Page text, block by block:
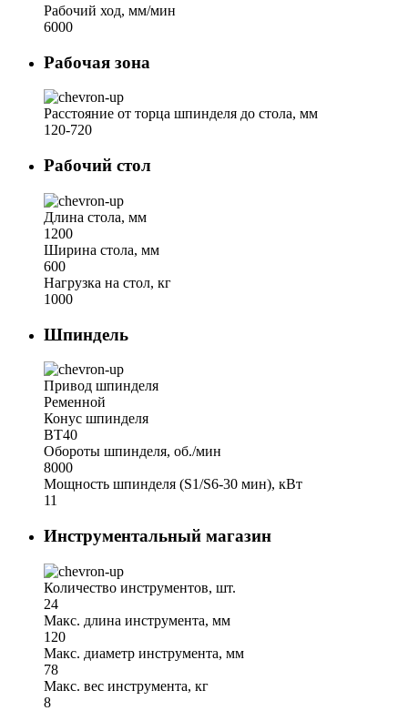
Рабочий ход, мм/мин
6000
Рабочая зона
Расстояние от торца шпинделя до стола, мм
120-720
Рабочий стол
Длина стола, мм
1200
Ширина стола, мм
600
Нагрузка на стол, кг
1000
Шпиндель
Привод шпинделя
Ременной
Конус шпинделя
BT40
Обороты шпинделя, об./мин
8000
Мощность шпинделя (S1/S6-30 мин), кВт
11
Инструментальный магазин
Количество инструментов, шт.
24
Макс. длина инструмента, мм
120
Макс. диаметр инструмента, мм
78
Макс. вес инструмента, кг
8